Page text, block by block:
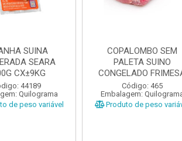
SUINA
SEARA
CX±9KG
44189
Quilograma
de peso variável
COPALOMBO SEM
PALETA SUINO
CONGELADO
CAIXA ±20KG
Código: 465
Embalagem:
Produto de peso